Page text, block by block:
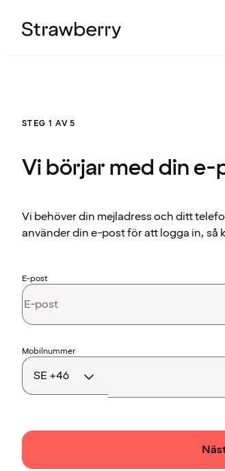
STEG 1 AV 5
Vi börjar med din e-
Vi behöver din mejladress och ditt
använder din e-post för att logga in, så
E-post
Landskod
Mobilnummer